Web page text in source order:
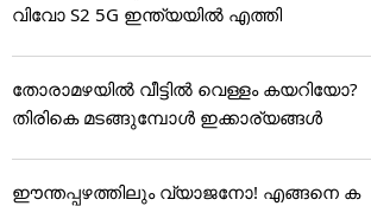
വിവോ S2 5G ഇന്ത്യയിൽ എത്തി
തോരാമഴയിൽ വീട്ടിൽ വെള്ളം കയറിയോ?
തിരികെ മടങ്ങുമ്പോൾ ഇക്കാര്യങ്ങൾ
ഈന്തപ്പഴത്തിലും വ്യാജനോ! എങ്ങനെ ക